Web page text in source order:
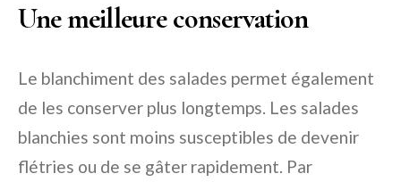
Une meilleure conservation
Le blanchiment des salades permet également
de les conserver plus longtemps. Les salades
blanchies sont moins susceptibles de devenir
flétries ou de se gâter rapidement. Par